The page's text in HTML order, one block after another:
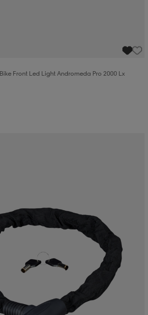
Front Led Light Andromeda Pro 2000 Lx